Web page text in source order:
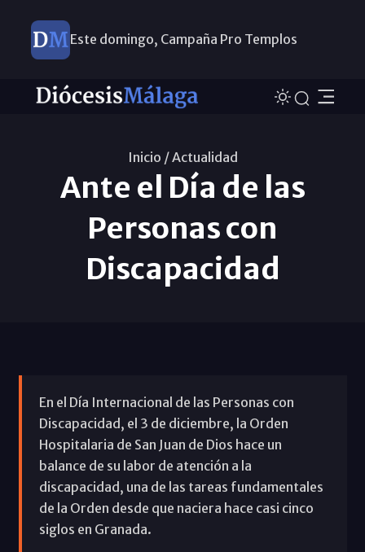
Este domingo, Campaña Pro Templos
Inicio /Actualidad
Ante el Día de las
Personas con
Discapacidad
En el Día Internacional de las Personas con
Discapacidad, el 3 de diciembre, la Orden
Hospitalaria de San Juan de Dios hace un
balance de su labor de atención a la
discapacidad, una de las tareas fundamentales
de la Orden desde que naciera hace casi cinco
siglos en Granada.